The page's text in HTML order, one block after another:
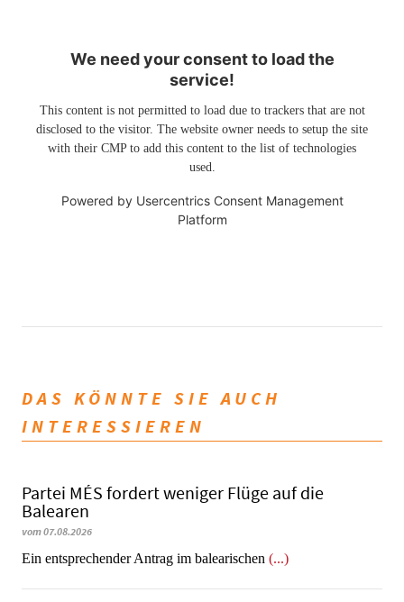
We need your consent to load the
service!
This content is not permitted to load due to trackers that are not
disclosed to the visitor. The website owner needs to setup the site
with their CMP to add this content to the list of technologies
used.
Powered by Usercentrics Consent Management
Platform
DAS KÖNNTE SIE AUCH
INTERESSIEREN
Partei MÉS fordert weniger Flüge auf die
Balearen
vom 07.08.2026
Ein entsprechender Antrag im balearischen (...)